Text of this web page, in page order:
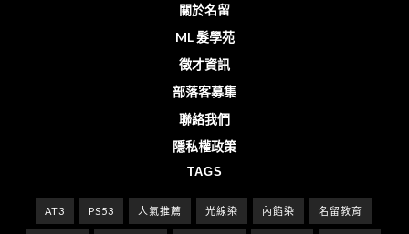
關於名留
ML 髮學苑
徵才資訊
部落客募集
聯絡我們
隱私權政策
TAGS
AT3 PS53 人氣推薦 光線染 內餡染 名留教育